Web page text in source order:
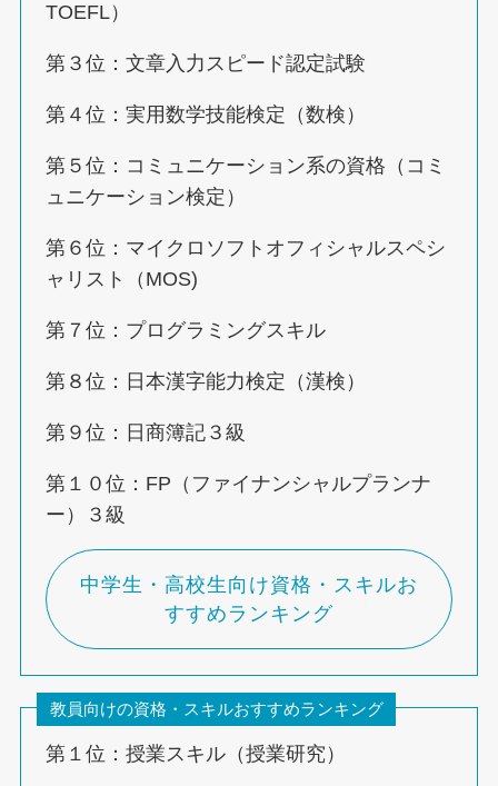
TOEFL）
第３位：文章入力スピード認定試験
第４位：実用数学技能検定（数検）
第５位：コミュニケーション系の資格（コミ
ュニケーション検定）
第６位：マイクロソフトオフィシャルスペシ
ャリスト（MOS)
第７位：プログラミングスキル
第８位：日本漢字能力検定（漢検）
第９位：日商簿記３級
第１０位：FP（ファイナンシャルプランナ
ー）３級
中学生・高校生向け資格・スキルお
すすめランキング
教員向けの資格・スキルおすすめランキング
第１位：授業スキル（授業研究）